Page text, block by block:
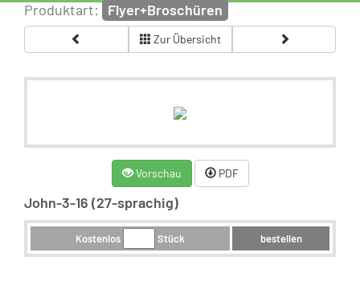
Produktart: Flyer+Broschüren
Zur Übersicht
Vorschau PDF
John-3-16 (27-sprachig)
Kostenlos Stück bestellen